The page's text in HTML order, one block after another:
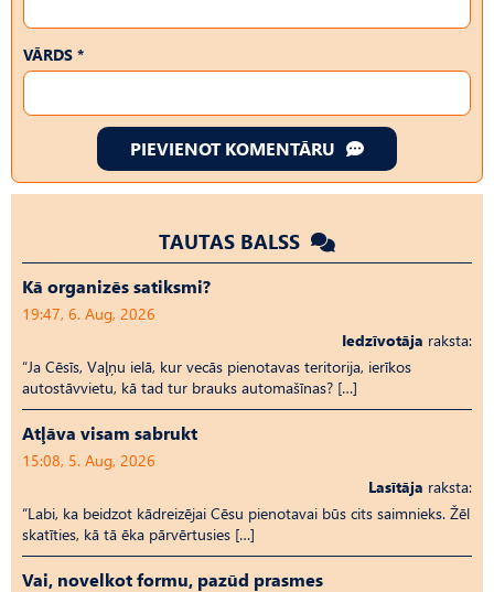
VĀRDS *
PIEVIENOT KOMENTĀRU
TAUTAS BALSS
Kā organizēs satiksmi?
19:47, 6. Aug, 2026
Iedzīvotāja raksta:
“Ja Cēsīs, Vaļņu ielā, kur vecās pienotavas teritorija, ierīkos
autostāvvietu, kā tad tur brauks automašīnas? […]
Atļāva visam sabrukt
15:08, 5. Aug, 2026
Lasītāja raksta:
“Labi, ka beidzot kādreizējai Cēsu pienotavai būs cits saimnieks. Žēl
skatīties, kā tā ēka pārvērtusies […]
Vai, novelkot formu, pazūd prasmes